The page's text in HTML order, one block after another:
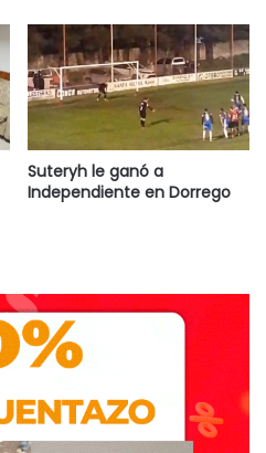
Suteryh le ganó a
Independiente en Dorrego